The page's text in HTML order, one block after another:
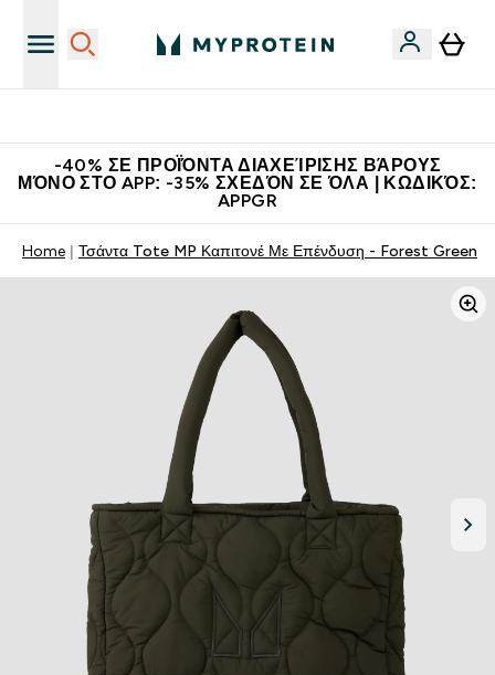
-40% ΣΕ ΠΡΟΪΌΝΤΑ ΔΙΑΧΕΊΡΙΣΗΣ ΒΆΡΟΥΣ
ΜΌΝΟ ΣΤΟ APP: -35% ΣΧΕΔΌΝ ΣΕ ΌΛΑ | ΚΩΔΙΚΌΣ:
APPGR
Home Τσάντα Tote MP Καπιτονέ Με Επένδυση - Forest Green